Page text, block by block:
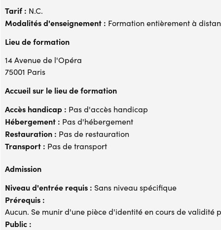
Tarif : N.C.
Modalités d'enseignement : Formation entièrement à
Lieu de formation
14 Avenue de l'Opéra
75001 Paris
Accueil sur le lieu de formation
Accès handicap : Pas d'accès handicap
Hébergement : Pas d'hébergement
Restauration : Pas de restauration
Transport : Pas de transport
Admission
Niveau d'entrée requis : Sans niveau spécifique
Prérequis :
Aucun. Se munir d'une pièce d'identité en cours de validité
Public :